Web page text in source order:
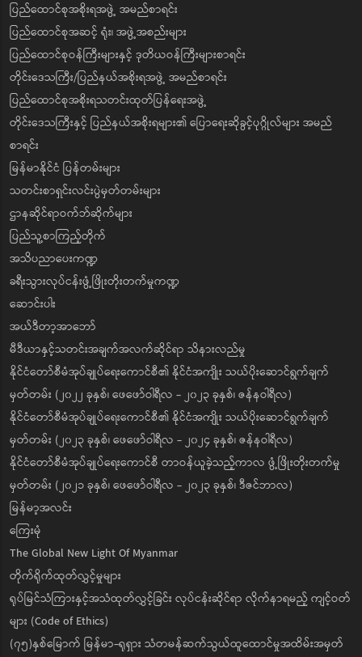
ပြည်ထောင်စုအစိုးရအဖွဲ့ အမည်စာရင်း
ပြည်ထောင်စုအဆင့် ရုံး၊ အဖွဲ့အစည်းများ
ပြည်ထောင်စုဝန်ကြီးများနှင့် ဒုတိယဝန်ကြီးများစာရင်း
တိုင်းဒေသကြီး/ပြည်နယ်အစိုးရအဖွဲ့ အမည်စာရင်း
ပြည်ထောင်စုအစိုးရသတင်းထုတ်ပြန်ရေးအဖွဲ့
တိုင်းဒေသကြီးနှင့် ပြည်နယ်အစိုးရများ၏ ပြောရေးဆိုခွင့်ပုဂ္ဂိုလ်များ အမည်
စာရင်း
မြန်မာနိုင်ငံ ပြန်တမ်းများ
သတင်းစာရှင်းလင်းပွဲမှတ်တမ်းများ
ဌာနဆိုင်ရာဝက်ဘ်ဆိုက်များ
ပြည်သူ့စာကြည့်တိုက်
အသိပညာပေးကဏ္ဍ
ခရီးသွားလုပ်ငန်းဖွံ့ဖြိုးတိုးတက်မှုကဏ္ဍ
ဆောင်းပါး
အယ်ဒီတာ့အာဘော်
မီဒီယာနှင့်သတင်းအချက်အလက်ဆိုင်ရာ သိနားလည်မှု
နိုင်ငံတော်စီမံအုပ်ချုပ်ရေးကောင်စီ၏ နိုင်ငံအကျိုး သယ်ပိုးဆောင်ရွက်ချက်
မှတ်တမ်း (၂၀၂၂ ခုနှစ်၊ ဖေဖော်ဝါရီလ - ၂၀၂၃ ခုနှစ်၊ ဇန်နဝါရီလ)
နိုင်ငံတော်စီမံအုပ်ချုပ်ရေးကောင်စီ၏ နိုင်ငံအကျိုး သယ်ပိုးဆောင်ရွက်ချက်
မှတ်တမ်း (၂၀၂၃ ခုနှစ်၊ ဖေဖော်ဝါရီလ - ၂၀၂၄ ခုနှစ်၊ ဇန်နဝါရီလ)
နိုင်ငံတော်စီမံအုပ်ချုပ်ရေးကောင်စီ တာဝန်ယူခဲ့သည့်ကာလ ဖွံ့ဖြိုးတိုးတက်မှု
မှတ်တမ်း (၂၀၂၁ ခုနှစ်၊ ဖေဖော်ဝါရီလ - ၂၀၂၃ ခုနှစ်၊ ဒီဇင်ဘာလ)
မြန်မာ့အလင်း
ကြေးမုံ
The Global New Light Of Myanmar
တိုက်ရိုက်ထုတ်လွှင့်မှုများ
ရုပ်မြင်သံကြားနှင့်အသံထုတ်လွှင့်ခြင်း လုပ်ငန်းဆိုင်ရာ လိုက်နာရမည့် ကျင့်ဝတ်
များ (Code of Ethics)
(၇၅)နှစ်မြောက် မြန်မာ-ရုရှား သံတမန်ဆက်သွယ်ထူထောင်မှုအထိမ်းအမှတ်